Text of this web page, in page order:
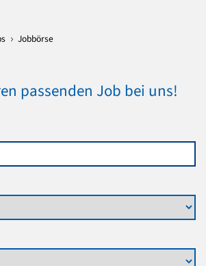
Jobbörse
passenden Job bei uns!